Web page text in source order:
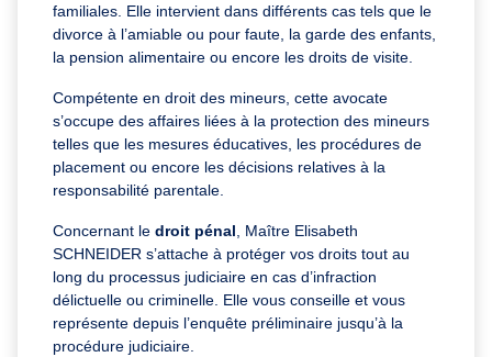
familiales. Elle intervient dans différents cas tels que le
divorce à l’amiable ou pour faute, la garde des enfants,
la pension alimentaire ou encore les droits de visite.
Compétente en droit des mineurs, cette avocate
s’occupe des affaires liées à la protection des mineurs
telles que les mesures éducatives, les procédures de
placement ou encore les décisions relatives à la
responsabilité parentale.
Concernant le droit pénal , Maître Elisabeth
SCHNEIDER s’attache à protéger vos droits tout au
long du processus judiciaire en cas d’infraction
délictuelle ou criminelle. Elle vous conseille et vous
représente depuis l’enquête préliminaire jusqu’à la
procédure judiciaire.